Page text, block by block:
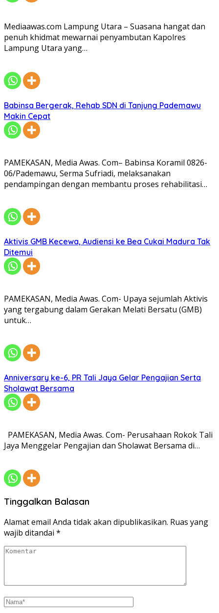
Mediaawas.com Lampung Utara – Suasana hangat dan
penuh khidmat mewarnai penyambutan Kapolres
Lampung Utara yang…
Babinsa Bergerak, Rehab SDN di Tanjung Pademawu
Makin Cepat
PAMEKASAN, Media Awas. Com– Babinsa Koramil 0826-
06/Pademawu, Serma Sufriadi, melaksanakan
pendampingan dengan membantu proses rehabilitasi…
Aktivis GMB Kecewa, Audiensi ke Bea Cukai Madura Tak
Ditemui
PAMEKASAN, Media Awas. Com- Upaya sejumlah Aktivis
yang tergabung dalam Gerakan Melati Bersatu (GMB)
untuk…
Anniversary ke-6, PR Tali Jaya Gelar Pengajian Serta
Sholawat Bersama
PAMEKASAN, Media Awas. Com- Perusahaan Rokok Tali
Jaya Menggelar Pengajian dan Sholawat Bersama di…
Tinggalkan Balasan
Alamat email Anda tidak akan dipublikasikan. Ruas yang
wajib ditandai *